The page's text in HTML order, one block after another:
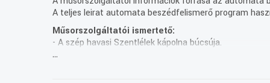
A teljes leirat automata beszédfelismerő program
Műsorszolgáltatói ismertető:
- A szép havasi Szentlélek kápolna búcsúja.
- Beszélgetés a világegyház kihívásairól.
...